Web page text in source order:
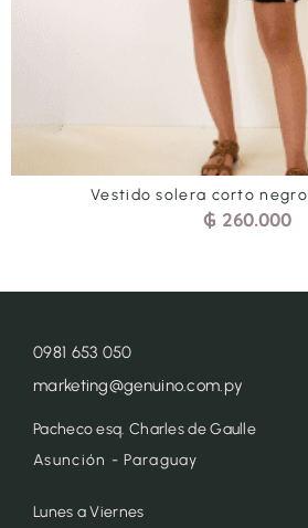
corto negro estampado
0981 653 050
marketing@genuino.com.py
Pacheco esq. Charles de Gaulle
Asunción - Paraguay
Lunes a Viernes